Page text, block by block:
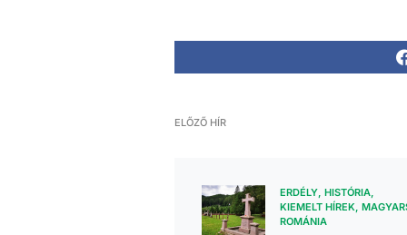
ELŐZŐ HÍR
ERDÉLY HISTÓRIA
KIEMELT HÍREK
ROMÁNIA